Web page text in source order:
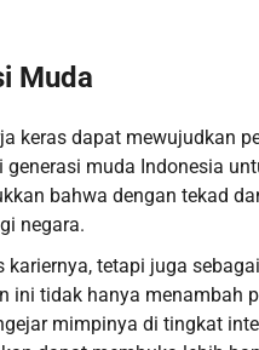
Muda
keras dapat mewujudkan
muda Indonesia
bahwa dengan tekad
negara.
tetapi juga
ini tidak hanya menambah
mimpinya di tingkat